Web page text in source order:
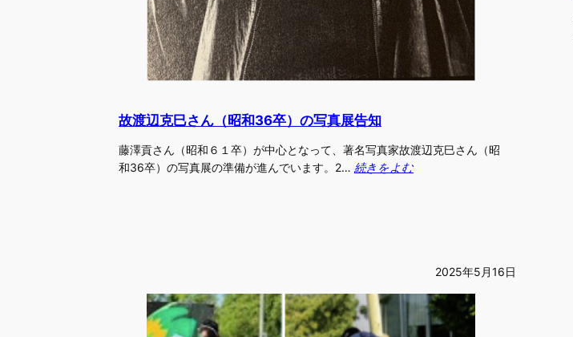
故渡辺克巳さん（昭和36卒）の写真展告知
藤澤貢さん（昭和６１卒）が中心となって、著名写真家故渡辺克巳さん（昭
和36卒）の写真展の準備が進んでいます。2… 続きをよむ
2025年5月16日